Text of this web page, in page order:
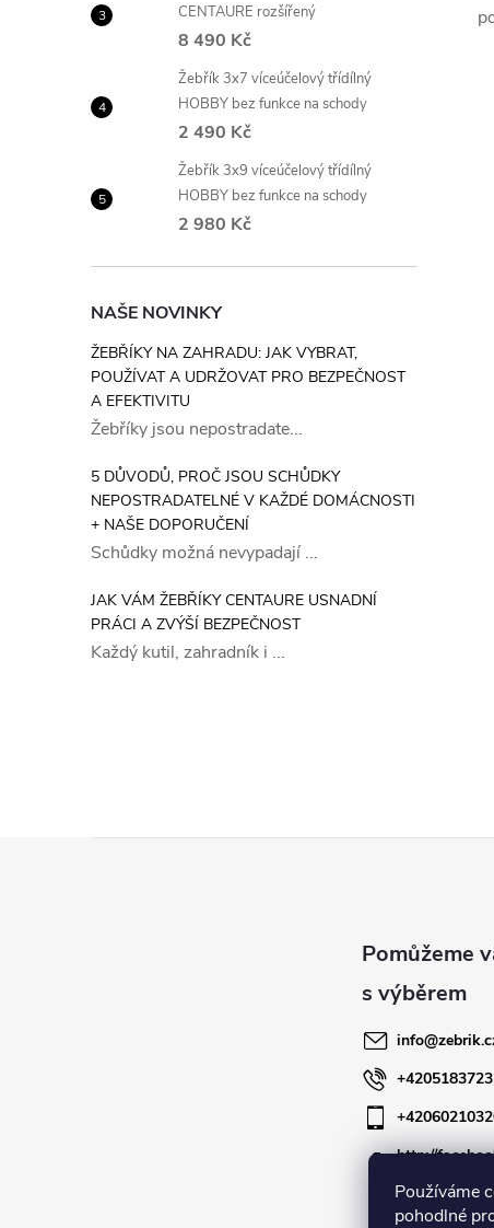
Používáme
pohodlné
CENTAURE rozšířený
8 490 Kč
Žebřík 3x7 víceúčelový třídílný
HOBBY bez funkce na schody
2 490 Kč
Žebřík 3x9 víceúčelový třídílný
HOBBY bez funkce na schody
2 980 Kč
NAŠE NOVINKY
ŽEBŘÍKY NA ZAHRADU: JAK VYBRAT,
POUŽÍVAT A UDRŽOVAT PRO BEZPEČNOST
A EFEKTIVITU
Žebříky jsou nepostradate...
5 DŮVODŮ, PROČ JSOU SCHŮDKY
NEPOSTRADATELNÉ V KAŽDÉ DOMÁCNOSTI
+ NAŠE DOPORUČENÍ
Schůdky možná nevypadají ...
JAK VÁM ŽEBŘÍKY CENTAURE USNADNÍ
PRÁCI A ZVÝŠÍ BEZPEČNOST
Každý kutil, zahradník i ...
info@
http://